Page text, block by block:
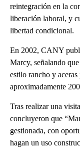
reintegración en la
liberación laboral, y
libertad condicional.
En 2002, CANY
Marcy, señalando
estilo rancho y
aproximadamente
Tras realizar una
concluyeron que
gestionada, con
hagan un uso